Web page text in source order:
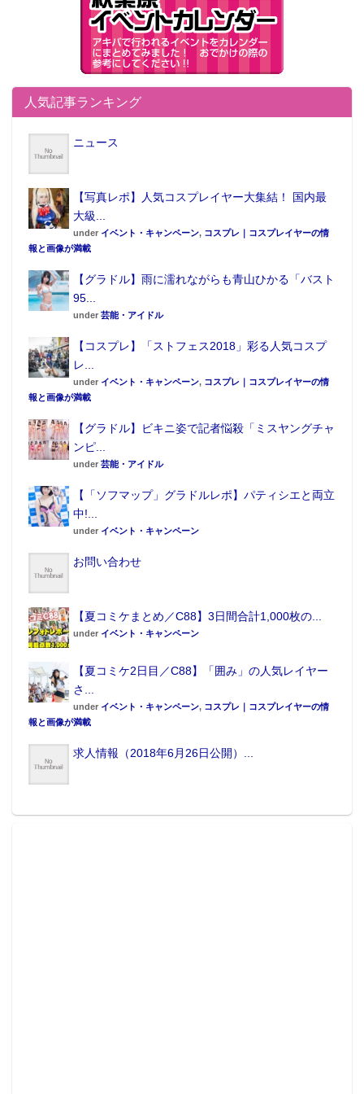
人気記事ランキング
ニュース
【写真レポ】人気コスプレイヤー大集結！ 国内最
大級...
under イベント・キャンペーン, コスプレ｜コスプレイヤーの情
報と画像が満載
【グラドル】雨に濡れながらも青山ひかる「バスト
95...
under 芸能・アイドル
【コスプレ】「ストフェス2018」彩る人気コスプ
レ...
under イベント・キャンペーン, コスプレ｜コスプレイヤーの情
報と画像が満載
【グラドル】ビキニ姿で記者悩殺「ミスヤングチャ
ンピ...
under 芸能・アイドル
【「ソフマップ」グラドルレポ】パティシエと両立
中!...
under イベント・キャンペーン
お問い合わせ
【夏コミケまとめ／C88】3日間合計1,000枚の...
under イベント・キャンペーン
【夏コミケ2日目／C88】「囲み」の人気レイヤー
さ...
under イベント・キャンペーン, コスプレ｜コスプレイヤーの情
報と画像が満載
求人情報（2018年6月26日公開）...